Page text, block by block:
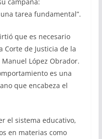
tarea fundamental”.
que es necesario
Corte de Justicia de la
López Obrador.
es una
que encabeza el
el sistema educativo,
en materias como